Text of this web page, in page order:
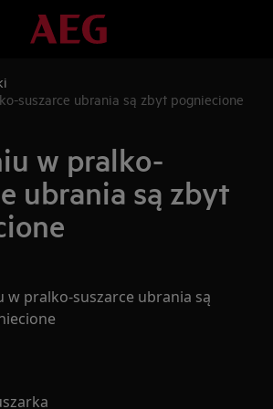
suszarce ubrania są zbyt pogniecione
w pralko-
ubrania są zbyt
w pralko-suszarce ubrania są